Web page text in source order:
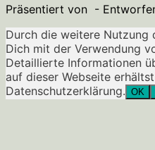
Präsentiert von -
Durch die weitere Nutzung
Dich mit der Verwendung
Detaillierte Informationen
auf dieser Webseite
Datenschutzerklärung. OK